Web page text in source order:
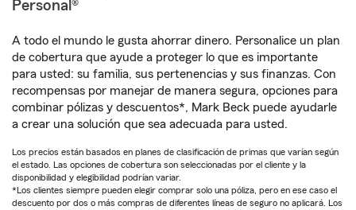
Personal®
A todo el mundo le gusta ahorrar dinero. Personalice un plan
de cobertura que ayude a proteger lo que es importante
para usted: su familia, sus pertenencias y sus finanzas. Con
recompensas por manejar de manera segura, opciones para
combinar pólizas y descuentos*, Mark Beck puede ayudarle
a crear una solución que sea adecuada para usted.
Los precios están basados en planes de clasificación de primas que varían según
el estado. Las opciones de cobertura son seleccionadas por el cliente y la
disponibilidad y elegibilidad podrían variar.
*Los clientes siempre pueden elegir comprar solo una póliza, pero en ese caso el
descuento por dos o más compras de diferentes líneas de seguro no aplicará. Los